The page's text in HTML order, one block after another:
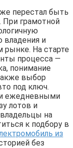
перестал быть
грамотной
владения и
рынке. На старте
процесса —
понимание
выбор
под ключ.
ежедневными
лотов и
на
к подбору в
из
без